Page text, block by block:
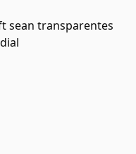
sean transparentes